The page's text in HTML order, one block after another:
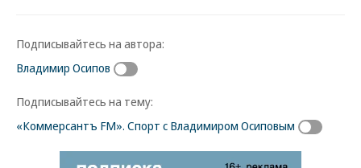
Подписывайтесь на автора:
Владимир Осипов
Подписывайтесь на тему:
«Коммерсантъ FM». Спорт с Владимиром Осиповым